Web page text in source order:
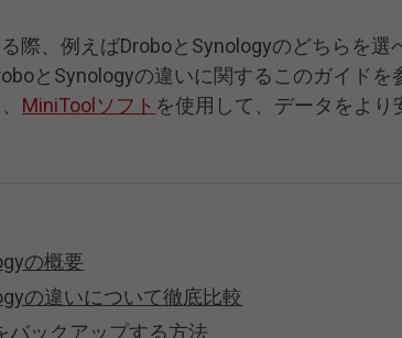
際、例えばDroboとSynologyのどちらを選
とSynologyの違いに関するこのガイドを
MiniToolソフト を使用して、データをより
の概要
の違いについて徹底比較
バックアップする方法